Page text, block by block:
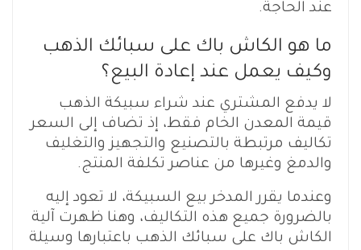
عند الحاجة.
ما هو الكاش باك على سبائك الذهب
وكيف يعمل عند إعادة البيع؟
لا يدفع المشتري عند شراء سبيكة الذهب
قيمة المعدن الخام فقط، إذ تضاف إلى السعر
تكاليف مرتبطة بالتصنيع والتجهيز والتغليف
والدمغ وغيرها من عناصر تكلفة المنتج.
وعندما يقرر المدخر بيع السبيكة، لا تعود إليه
بالضرورة جميع هذه التكاليف، وهنا ظهرت آلية
الكاش باك على سبائك الذهب باعتبارها وسيلة